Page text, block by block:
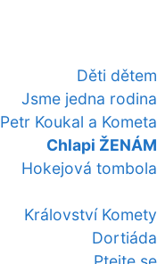
Děti dětem
Jsme jedna rodina
Petr Koukal a Kometa
Chlapi ŽENÁM
Hokejová tombola
Království Komety
Dortiáda